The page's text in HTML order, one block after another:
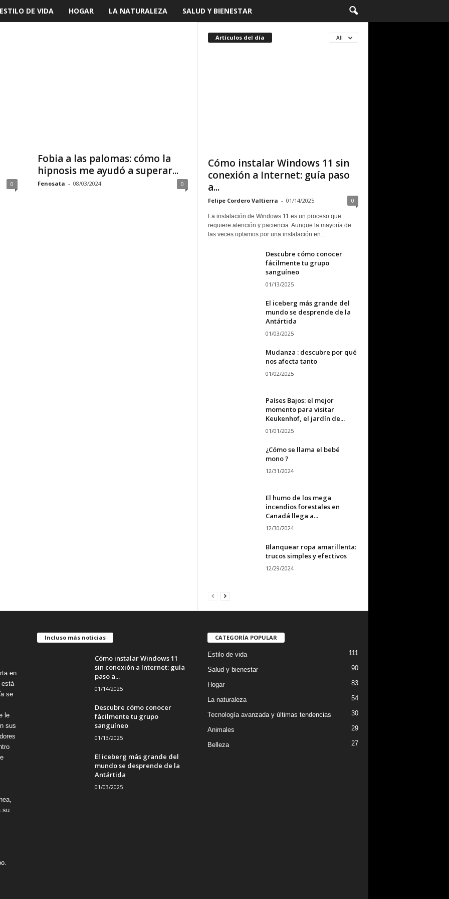
ESTILO DE VIDA HOGAR LA NATURALEZA SALUD Y BIENESTAR
0
Fobia a las palomas: cómo la
hipnosis me ayudó a superar...
Fenosata - 08/03/2024 0
Artículos del día All
Cómo instalar Windows 11 sin
conexión a Internet: guía paso
a...
Felipe Cordero Valtierra - 01/14/2025 0
La instalación de Windows 11 es un proceso que
requiere atención y paciencia. Aunque la mayoría de
las veces optamos por una instalación en...
Descubre cómo conocer
fácilmente tu grupo
sanguíneo
01/13/2025
El iceberg más grande del
mundo se desprende de la
Antártida
01/03/2025
Mudanza : descubre por qué
nos afecta tanto
01/02/2025
Países Bajos: el mejor
momento para visitar
Keukenhof, el jardín de...
01/01/2025
¿Cómo se llama el bebé
mono ?
12/31/2024
El humo de los mega
incendios forestales en
Canadá llega a...
12/30/2024
Blanquear ropa amarillenta:
trucos simples y efectivos
12/29/2024
en
está
se
le
sus
su
Incluso más noticias
Cómo instalar Windows 11
sin conexión a Internet: guía
paso a...
01/14/2025
Descubre cómo conocer
fácilmente tu grupo
sanguíneo
01/13/2025
El iceberg más grande del
mundo se desprende de la
Antártida
01/03/2025
CATEGORÍA POPULAR
Estilo de vida 111
Salud y bienestar 90
Hogar 83
La naturaleza 54
Tecnología avanzada y últimas tendencias 30
Animales 29
Belleza 27